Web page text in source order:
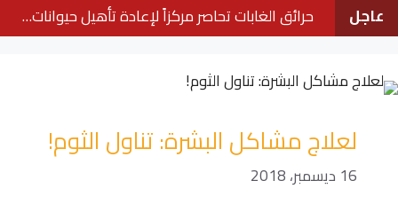
عاجل حرائق الغابات تحاصر مركزاً لإعادة تأهيل حيوانات الأورانجوتان في بورنيو
لعلاج مشاكل البشرة: تناول الثوم!
16 ديسمبر، 2018